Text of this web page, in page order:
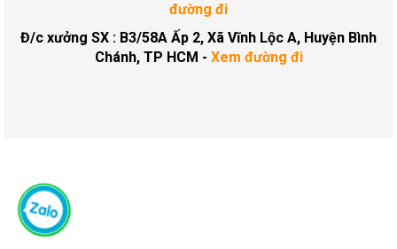
đường đi
Đ/c xưởng SX : B3/58A Ấp 2, Xã Vĩnh Lộc A, Huyện Bình
Chánh, TP HCM - Xem đường đi